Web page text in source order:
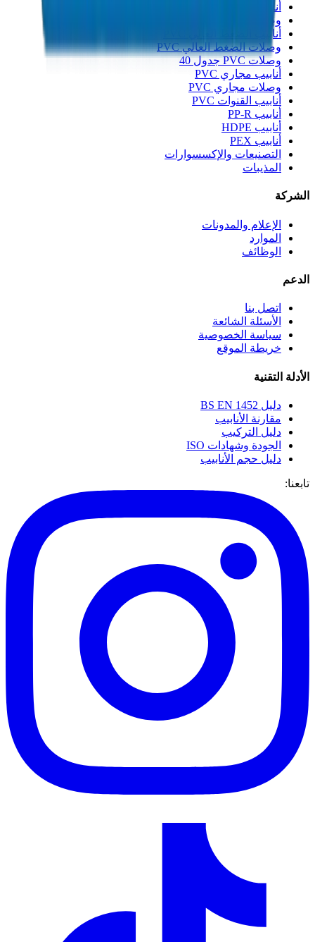
أنابيب الصرف UPVC
وصلات الصرف UPVC
أنابيب الضغط العالي PVC
وصلات الضغط العالي PVC
وصلات PVC جدول 40
أنابيب مجاري PVC
وصلات مجاري PVC
أنابيب القنوات PVC
أنابيب PP-R
أنابيب HDPE
أنابيب PEX
التصنيعات والإكسسوارات
المذيبات
الشركة
الإعلام والمدونات
الموارد
الوظائف
الدعم
اتصل بنا
الأسئلة الشائعة
سياسة الخصوصية
خريطة الموقع
الأدلة التقنية
دليل BS EN 1452
مقارنة الأنابيب
دليل التركيب
الجودة وشهادات ISO
دليل حجم الأنابيب
تابعنا: